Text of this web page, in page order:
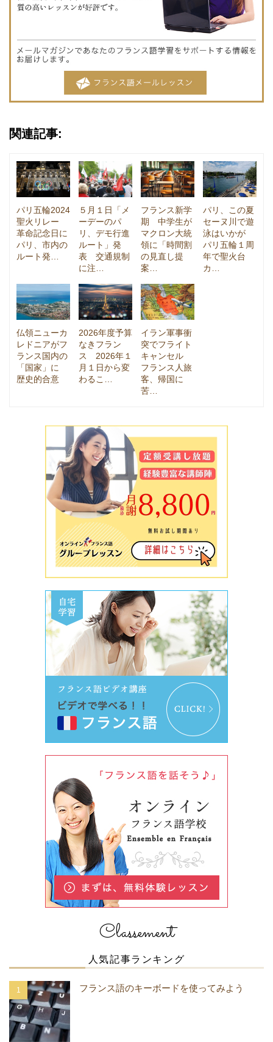
関連記事:
パリ五輪2024
聖火リレー
革命記念日に
パリ、市内の
ルート発…
５月１日「メ
ーデーのパ
リ、デモ行進
ルート」発
表 交通規制
に注…
フランス新学
期 中学生が
マクロン大統
領に「時間割
の見直し提
案…
パリ、この夏
セーヌ川で遊
泳はいかが
パリ五輪１周
年で聖火台
カ…
仏領ニューカ
レドニアがフ
ランス国内の
「国家」に
歴史的合意
2026年度予算
なきフラン
ス 2026年１
月１日から変
わるこ…
イラン軍事衝
突でフライト
キャンセル
フランス人旅
客、帰国に
苦…
Classement
人気記事ランキング
フランス語のキーボードを使ってみよう